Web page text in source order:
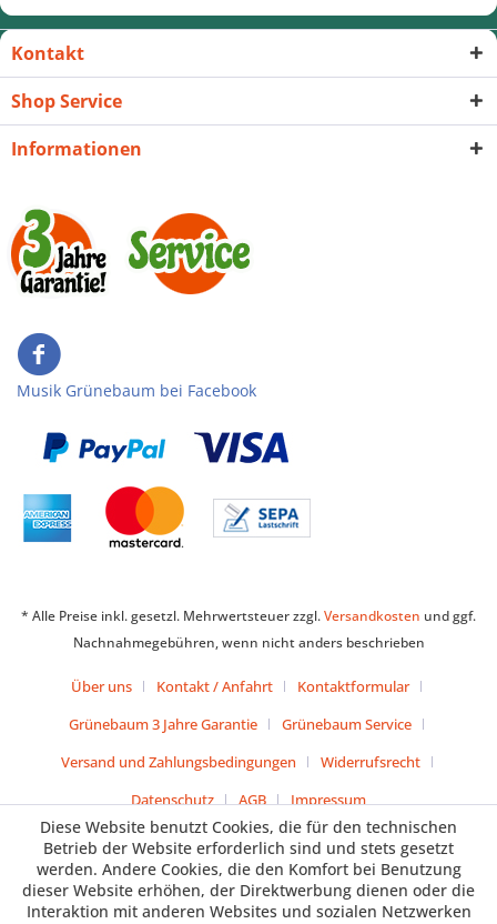
Kontakt
Shop Service
Informationen
Musik Grünebaum bei Facebook
* Alle Preise inkl. gesetzl. Mehrwertsteuer zzgl.Versandkosten und ggf.
Nachnahmegebühren, wenn nicht anders beschrieben
Über uns Kontakt / Anfahrt
Kontaktformular
Grünebaum 3 Jahre Garantie
Grünebaum Service
Versand und Zahlungsbedingungen
Widerrufsrecht
Datenschutz
AGB Impressum
Diese Website benutzt Cookies, die für den technischen
Betrieb der Website erforderlich sind und stets gesetzt
werden. Andere Cookies, die den Komfort bei Benutzung
dieser Website erhöhen, der Direktwerbung dienen oder die
Interaktion mit anderen Websites und sozialen Netzwerken